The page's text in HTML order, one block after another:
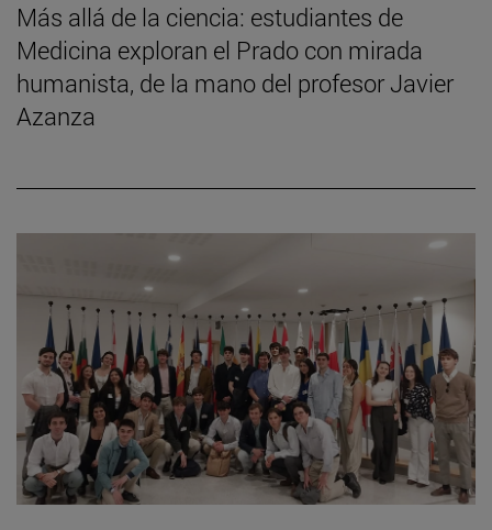
Más allá de la ciencia: estudiantes de
Medicina exploran el Prado con mirada
humanista, de la mano del profesor Javier
Azanza